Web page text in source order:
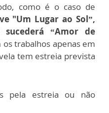
como é o caso de
"Um Lugar ao Sol”,
“Amor de
trabalhos apenas em
tem estreia prevista
pela estreia ou não